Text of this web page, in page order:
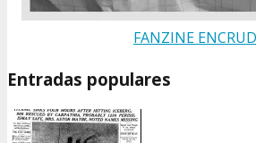
FANZINE
Entradas populares